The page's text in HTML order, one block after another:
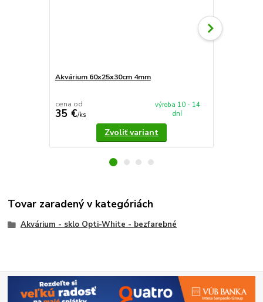
Akvárium 60x25x30cm 4mm
cena od
35 €/ks
výroba 10 - 14
dní
Zvoliť variant
Tovar zaradený v kategóriách
Akvárium - sklo Opti-White - bezfarebné